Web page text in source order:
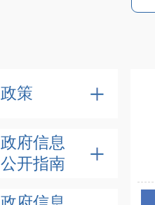
政策
政府信息
公开指南